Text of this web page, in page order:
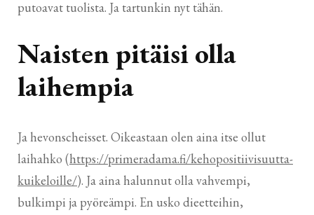
putoavat tuolista. Ja tartunkin nyt tähän.
Naisten pitäisi olla
laihempia
Ja hevonscheisset. Oikeastaan olen aina itse ollut
laihahko (https://primeradama.fi/kehopositiivisuutta-
kuikeloille/). Ja aina halunnut olla vahvempi,
bulkimpi ja pyöreämpi. En usko dieetteihin,